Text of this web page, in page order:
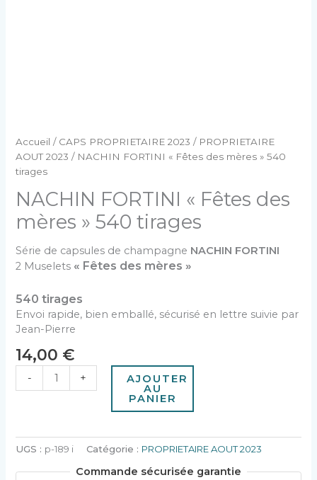
Accueil / CAPS PROPRIETAIRE 2023 / PROPRIETAIRE
AOUT 2023 / NACHIN FORTINI « Fêtes des mères » 540
tirages
NACHIN FORTINI « Fêtes des
mères » 540 tirages
Série de capsules de champagne NACHIN FORTINI
2 Muselets « Fêtes des mères »
540 tirages
Envoi rapide, bien emballé, sécurisé en lettre suivie par
Jean-Pierre
14,00 €
- + AJOUTER
AU
PANIER
UGS : p-189 i Catégorie : PROPRIETAIRE AOUT 2023
Commande sécurisée garantie